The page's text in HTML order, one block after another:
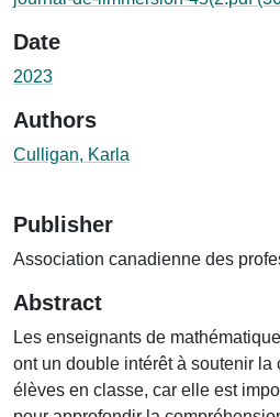
Date
2023
Authors
Culligan, Karla
Publisher
Association canadienne des
Abstract
Les enseignants de
ont un double intérêt à soutenir
élèves en classe, car elle est